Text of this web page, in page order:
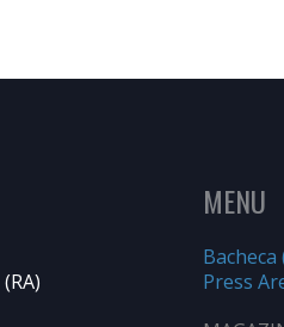
MENU
Press